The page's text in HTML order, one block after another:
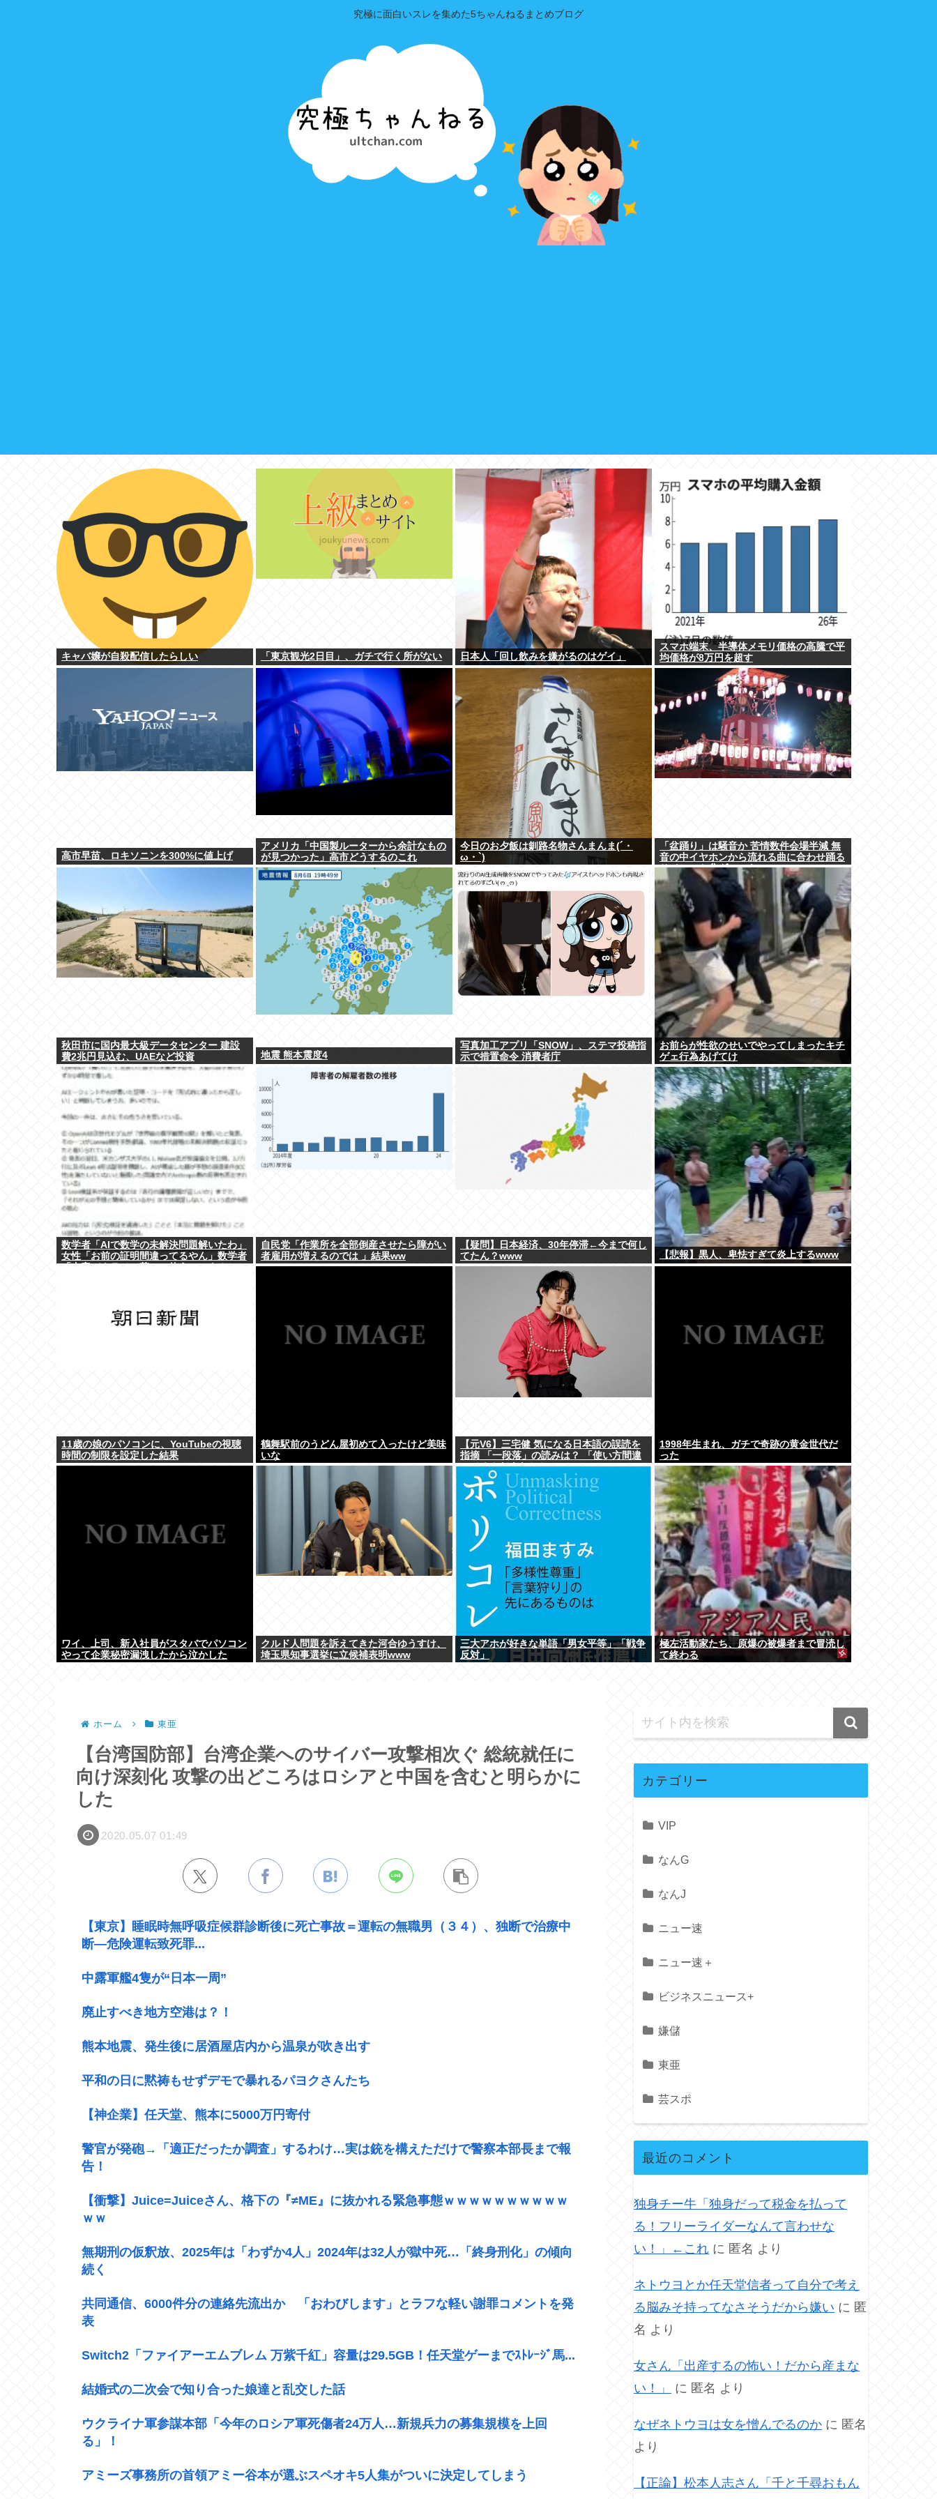
究極に面白いスレを集めた5ちゃんねるまとめブログ
キャバ嬢が自殺配信したらしい 「東京観光2日目」、ガチで行く所がない 日本人「回し飲みを嫌がるのはゲイ」
スマホ端末、半導体メモリ価格の高騰で平
均価格が8万円を超す
高市早苗、ロキソニンを300%に値上げ
アメリカ「中国製ルーターから余計なもの
が見つかった」高市どうするのこれ
今日のお夕飯は釧路名物さんまんま(´・
ω・`)
「盆踊り」は騒音か 苦情数件会場半減 無
音の中イヤホンから流れる曲に合わせ踊る
サイレント盆ダンスも
秋田市に国内最大級データセンター 建設
費2兆円見込む、UAEなど投資
地震 熊本震度4
写真加工アプリ「SNOW」、ステマ投稿指
示で措置命令 消費者庁
お前らが性欲のせいでやってしまったキチ
ゲェ行為あげてけ
数学者「AIで数学の未解決問題解いたわ」
女性「お前の証明間違ってるやん」数学者
自民党「作業所を全部倒産させたら障がい
者雇用が増えるのでは 」結果ww
【疑問】日本経済、30年停滞←今まで何し
てたん？www
【悲報】黒人、卑怯すぎて炎上するwww
11歳の娘のパソコンに、YouTubeの視聴
時間の制限を設定した結果
鶴舞駅前のうどん屋初めて入ったけど美味
いな
【元V6】三宅健 気になる日本語の誤読を
指摘 「一段落」の読みは？ 「使い方間違
ってるんだよなとか」
1998年生まれ、ガチで奇跡の黄金世代だ
った
ワイ、上司、新入社員がスタバでパソコン
やって企業秘密漏洩したから泣かした
クルド人問題を訴えてきた河合ゆうすけ、
埼玉県知事選挙に立候補表明www
三大アホが好きな単語「男女平等」「戦争
反対」
極左活動家たち、原爆の被爆者まで冒涜し
て終わる
ホーム 東亜
【台湾国防部】台湾企業へのサイバー攻撃相次ぐ 総統就任に
向け深刻化 攻撃の出どころはロシアと中国を含むと明らかに
した
2020.05.07 01:49
【東京】睡眠時無呼吸症候群診断後に死亡事故＝運転の無職男（３４）、独断で治療中
断―危険運転致死罪...
中露軍艦4隻が“日本一周”
廃止すべき地方空港は？！
熊本地震、発生後に居酒屋店内から温泉が吹き出す
平和の日に黙祷もせずデモで暴れるパヨクさんたち
【神企業】任天堂、熊本に5000万円寄付
警官が発砲→「適正だったか調査」するわけ…実は銃を構えただけで警察本部長まで報
告！
【衝撃】Juice=Juiceさん、格下の『≠ME』に抜かれる緊急事態ｗｗｗｗｗｗｗｗｗｗ
ｗｗ
無期刑の仮釈放、2025年は「わずか4人」2024年は32人が獄中死…「終身刑化」の傾向
続く
共同通信、6000件分の連絡先流出か 「おわびします」とラフな軽い謝罪コメントを発
表
Switch2「ファイアーエムブレム 万紫千紅」容量は29.5GB！任天堂ゲーまでｽﾄﾚｰｼﾞ馬...
結婚式の二次会で知り合った娘達と乱交した話
ウクライナ軍参謀本部「今年のロシア軍死傷者24万人…新規兵力の募集規模を上回
る」！
アミーズ事務所の首領アミー谷本が選ぶスペオキ5人集がついに決定してしまう
カテゴリー
VIP
なんG
なんJ
ニュー速
ニュー速＋
ビジネスニュース+
嫌儲
東亜
芸スポ
最近のコメント
独身チー牛「独身だって税金を払って
る！フリーライダーなんて言わせな
い！」←これ に 匿名 より
ネトウヨとか任天堂信者って自分で考え
る脳みそ持ってなさそうだから嫌い に 匿
名 より
女さん「出産するの怖い！だから産まな
い！」
に 匿名 より
なぜネトウヨは女を憎んでるのか に 匿名
より
【正論】松本人志さん「千と千尋おもん